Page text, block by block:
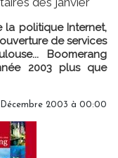
la politique Internet,
de services
Boomerang
2003 plus que
2003 à 00:00